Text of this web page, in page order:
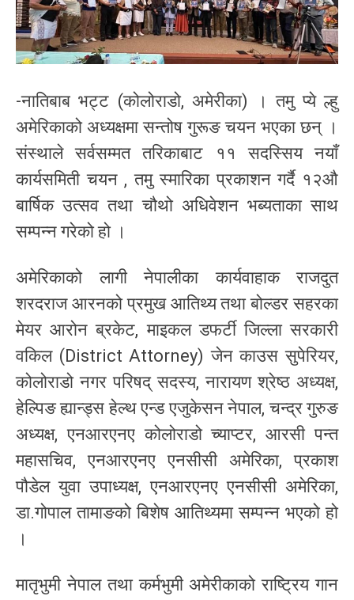
-नातिबाब भट्ट (कोलोराडो, अमेरीका) । तमु प्ये ल्हु
अमेरिकाको अध्यक्षमा सन्तोष गुरूङ चयन भएका छन् ।
संस्थाले सर्वसम्मत तरिकाबाट ११ सदस्सिय नयाँ
कार्यसमिती चयन , तमु स्मारिका प्रकाशन गर्दै १२औ
बार्षिक उत्सव तथा चौथो अधिवेशन भब्यताका साथ
सम्पन्न गरेको हो ।
अमेरिकाको लागी नेपालीका कार्यवाहाक राजदुत
शरदराज आरनको प्रमुख आतिथ्य तथा बोल्डर सहरका
मेयर आरोन ब्रकेट, माइकल डफर्टी जिल्ला सरकारी
वकिल (District Attorney) जेन काउस सुपेरियर,
कोलोराडो नगर परिषद् सदस्य, नारायण श्रेष्ठ अध्यक्ष,
हेल्पिङ ह्यान्ड्स हेल्थ एन्ड एजुकेसन नेपाल, चन्द्र गुरुङ
अध्यक्ष, एनआरएनए कोलोराडो च्याप्टर, आरसी पन्त
महासचिव, एनआरएनए एनसीसी अमेरिका, प्रकाश
पौडेल युवा उपाध्यक्ष, एनआरएनए एनसीसी अमेरिका,
डा.गोपाल तामाङको बिशेष आतिथ्यमा सम्पन्न भएको हो
।
मातृभुमी नेपाल तथा कर्मभुमी अमेरीकाको राष्ट्रिय गान